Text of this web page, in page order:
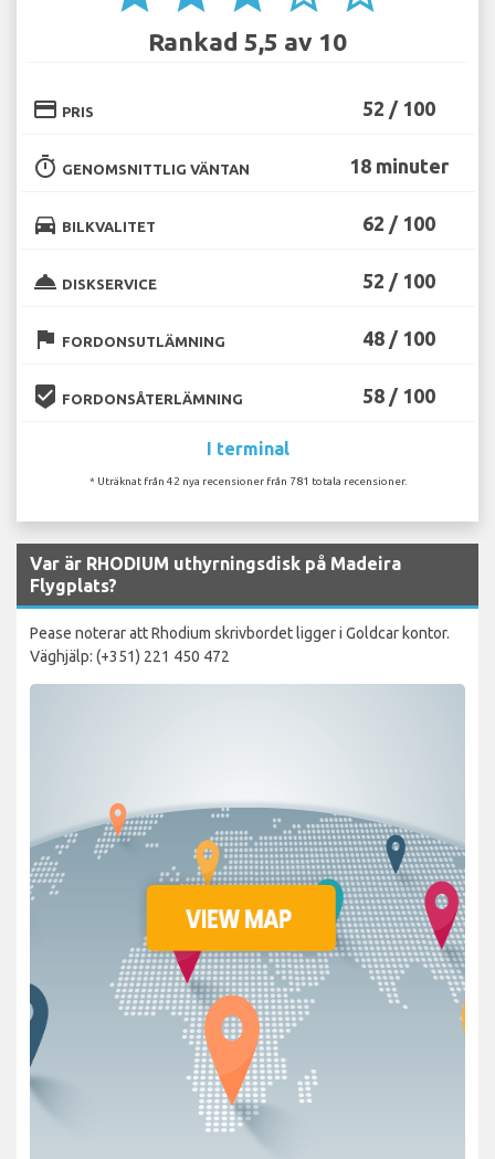
Rankad 5,5 av 10
credit_card PRIS 52 / 100
timer GENOMSNITTLIG VÄNTAN 18 minuter
directions_car BILKVALITET 62 / 100
room_service DISKSERVICE 52 / 100
flag FORDONSUTLÄMNING 48 / 100
beenhere FORDONSÅTERLÄMNING 58 / 100
I terminal
* Uträknat från 42 nya recensioner från 781 totala recensioner.
Var är RHODIUM uthyrningsdisk på Madeira
Flygplats?
Pease noterar att Rhodium skrivbordet ligger i Goldcar kontor.
Väghjälp: (+351) 221 450 472